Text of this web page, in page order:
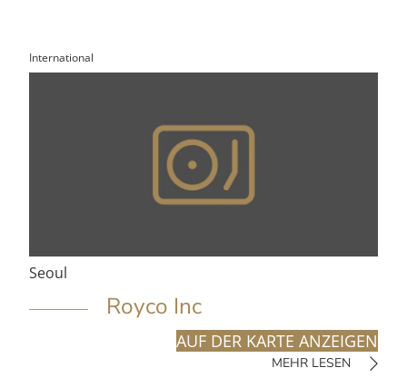
International
Seoul
Royco Inc
AUF DER KARTE ANZEIGEN
MEHR LESEN